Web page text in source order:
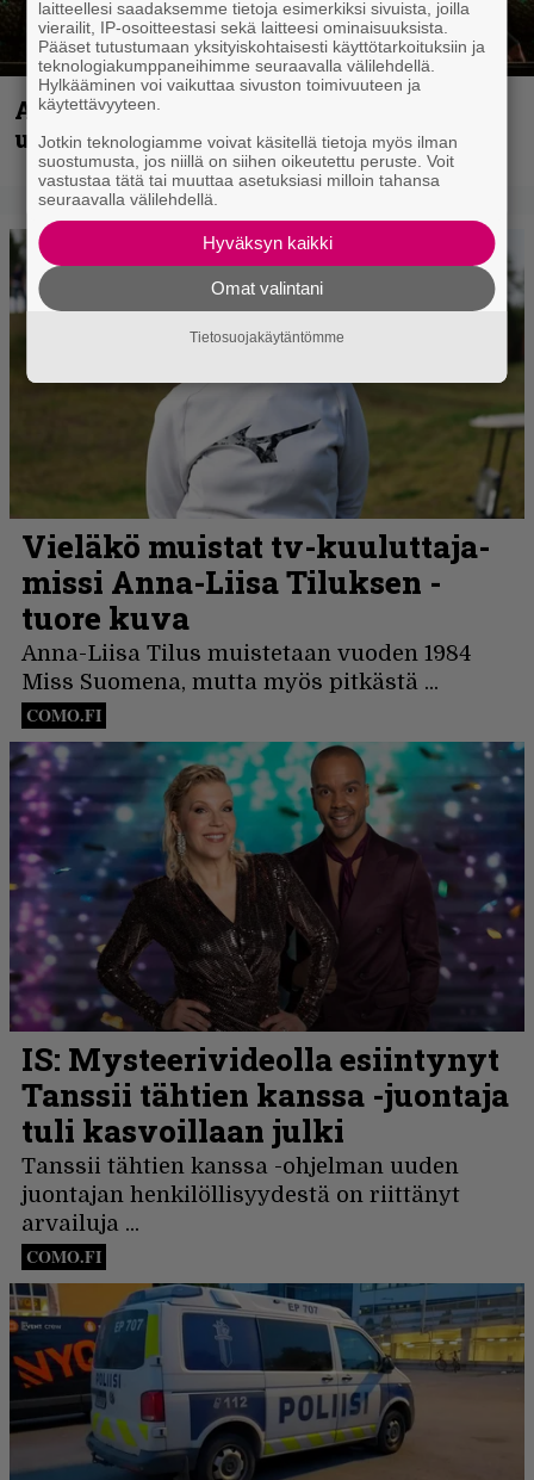
Anthrax vie katsojat keikkatunnelmiin
uudella videollaan
laitteellesi saadaksemme tietoja esimerkiksi sivuista, joilla
vierailit, IP-osoitteestasi sekä laitteesi ominaisuuksista.
Pääset tutustumaan yksityiskohtaisesti käyttötarkoituksiin ja
teknologiakumppaneihimme seuraavalla välilehdellä.
Hylkääminen voi vaikuttaa sivuston toimivuuteen ja
käytettävyyteen.
Jotkin teknologiamme voivat käsitellä tietoja myös ilman
suostumusta, jos niillä on siihen oikeutettu peruste. Voit
vastustaa tätä tai muuttaa asetuksiasi milloin tahansa
seuraavalla välilehdellä.
Hyväksyn kaikki
Omat valintani
Tietosuojakäytäntömme